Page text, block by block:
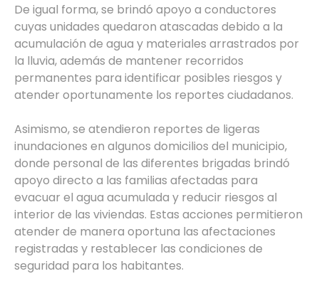
De igual forma, se brindó apoyo a conductores
cuyas unidades quedaron atascadas debido a la
acumulación de agua y materiales arrastrados por
la lluvia, además de mantener recorridos
permanentes para identificar posibles riesgos y
atender oportunamente los reportes ciudadanos.
Asimismo, se atendieron reportes de ligeras
inundaciones en algunos domicilios del municipio,
donde personal de las diferentes brigadas brindó
apoyo directo a las familias afectadas para
evacuar el agua acumulada y reducir riesgos al
interior de las viviendas. Estas acciones permitieron
atender de manera oportuna las afectaciones
registradas y restablecer las condiciones de
seguridad para los habitantes.